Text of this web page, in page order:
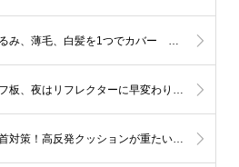
【プレスリリース】顔のたるみ、薄毛、白髪を1つでカバー つけた瞬間、若々しい印象になれるヘアバンド
【プレスリリース】昼はレフ板、夜はリフレクターに早変わり！日焼けからも夜道からも守ってくれるリバーシブルの帽子「なんだか素敵 美肌帽」
【プレスリリース】スマホ首対策！高反発クッションが重たい頭を支えてラクに。可愛い猫のストレートネック対策グッズ「ネックサポーター のびにゃん」